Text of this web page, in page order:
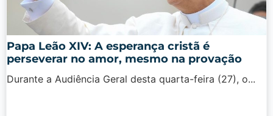
Papa Leão XIV: A esperança cristã é
perseverar no amor, mesmo na provação
Durante a Audiência Geral desta quarta-feira (27), o...